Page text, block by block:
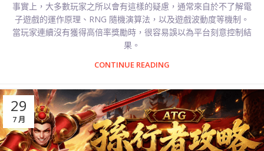
事實上，大多數玩家之所以會有這樣的疑慮，通常來自於不了解電
子遊戲的運作原理、RNG 隨機演算法，以及遊戲波動度等機制。
當玩家連續沒有獲得高倍率獎勵時，很容易誤以為平台刻意控制結
果。
CONTINUE READING
29
7 月